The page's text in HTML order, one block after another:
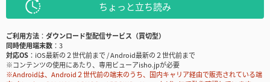
ちょっと立ち読み
ご利用方法
ダウンロード型配信サービス（買切型）
同時使用端末数
3
対応OS
iOS最新の２世代前まで / Android最新の２世代前まで
※コンテンツの使用にあたり、専用ビューアisho.jpが必要
※Androidは、Android２世代前の端末のうち、国内キャリア経由で販売されている端